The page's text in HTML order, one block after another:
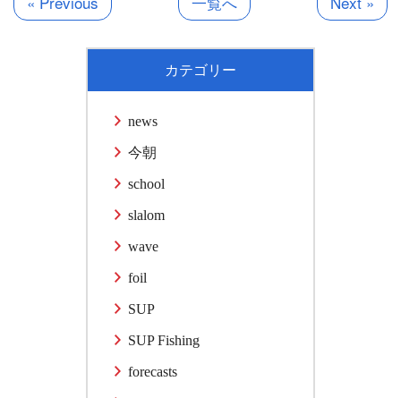
カテゴリー
news
今朝
school
slalom
wave
foil
SUP
SUP Fishing
forecasts